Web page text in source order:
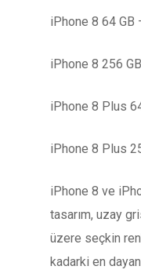
iPhone 8 64 GB
iPhone 8 256
iPhone 8 Plus
iPhone 8 Plus
iPhone 8 ve
tasarım, uzay
üzere seçkin
kadarki en